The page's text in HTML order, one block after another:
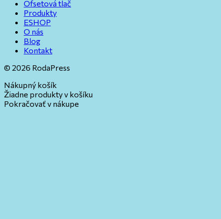
Ofsetová tlač
Produkty
ESHOP
O nás
Blog
Kontakt
© 2026 RodaPress
Nákupný košík
Žiadne produkty v košíku
Pokračovať v nákupe